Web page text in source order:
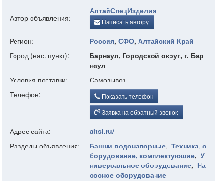
Автор объявления:
АлтайСпецИзделия
Написать автору
Регион: Россия, СФО, Алтайский Край
Город (нас. пункт):
Барнаул, Городской округ, г. Бар
наул
Условия поставки:
Самовывоз
Телефон:
Показать телефон
Заявка на обратный звонок
Адрес сайта:
altsi.ru/
Разделы объявления:
Башни водонапорные, Техника, о
борудование, комплектующие, У
ниверсальное оборудование, На
сосное оборудование